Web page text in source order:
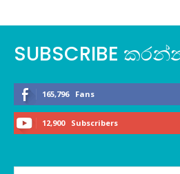
SUBSCRIBE
165,796 Fans
12,900 Subscribers